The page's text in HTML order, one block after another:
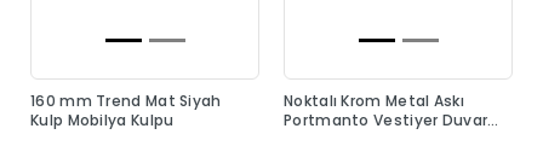
160 mm Trend Mat Siyah
Kulp Mobilya Kulpu
Noktalı Krom Metal Askı
Portmanto Vestiyer Duvar